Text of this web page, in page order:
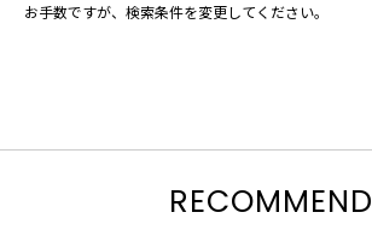
お手数ですが、検索条件を変更してください。
RECOMMEND